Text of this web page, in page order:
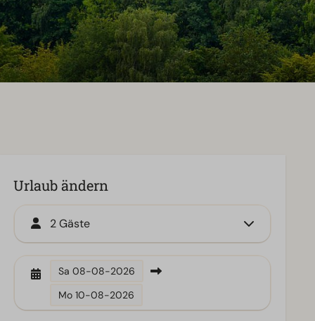
Urlaub ändern
2 Gäste
Sa 08-08-2026
Mo 10-08-2026